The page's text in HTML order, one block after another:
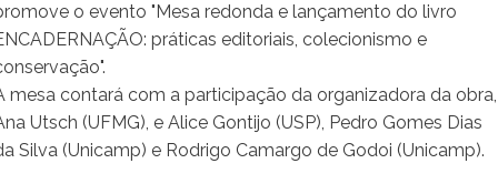
o evento "Mesa redonda e lançamento do livro
práticas editoriais, colecionismo e
mesa contará com a participação da organizadora da obra,
Utsch (UFMG), e Alice Gontijo (USP), Pedro Gomes Dias
Silva (Unicamp) e Rodrigo Camargo de Godoi (Unicamp).